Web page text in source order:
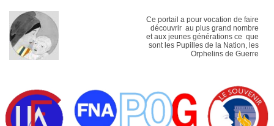
Ce portail a pour vocation de faire
découvrir au plus grand nombre
et aux jeunes générations ce que
sont les Pupilles de la Nation, les
Orphelins de Guerre